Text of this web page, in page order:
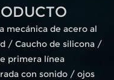
mecánica de acero al
/ Caucho de silicona /
primera línea
con sonido / ojos